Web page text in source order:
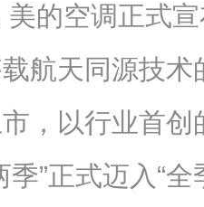
美的空调正式
航天同源技
，以行业首创
季”正式迈入“